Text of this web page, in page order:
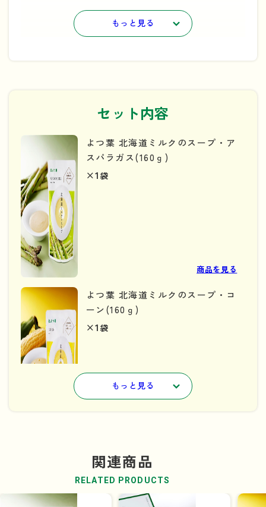
をお選びください。
もっと見る
セット内容
よつ葉 北海道ミルクのスープ・ア
スパラガス(160ｇ)
×1袋
商品を見る
よつ葉 北海道ミルクのスープ・コ
ーン(160ｇ)
×1袋
ゃがいも(160ｇ)
×1袋
もっと見る
関連商品
RELATED PRODUCTS